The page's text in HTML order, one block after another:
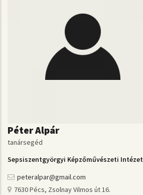
Péter Alpár
tanársegéd
Sepsiszentgyörgyi Képzőművészeti Intézet
peteralpar@gmail.com
7630 Pécs, Zsolnay Vilmos út 16.